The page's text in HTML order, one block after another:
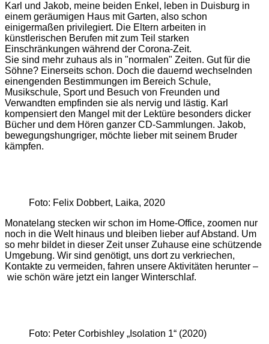
Karl und Jakob, meine beiden Enkel, leben in Duisburg in
einem geräumigen Haus mit Garten, also schon
einigermaßen privilegiert. Die Eltern arbeiten in
künstlerischen Berufen mit zum Teil starken
Einschränkungen während der Corona-Zeit.
Sie sind mehr zuhaus als in "normalen" Zeiten. Gut für die
Söhne? Einerseits schon. Doch die dauernd wechselnden
einengenden Bestimmungen im Bereich Schule,
Musikschule, Sport und Besuch von Freunden und
Verwandten empfinden sie als nervig und lästig. Karl
kompensiert den Mangel mit der Lektüre besonders dicker
Bücher und dem Hören ganzer CD-Sammlungen. Jakob,
bewegungshungriger, möchte lieber mit seinem Bruder
kämpfen.
Foto: Felix Dobbert, Laika, 2020
Monatelang stecken wir schon im Home-Office, zoomen nur
noch in die Welt hinaus und bleiben lieber auf Abstand. Um
so mehr bildet in dieser Zeit unser Zuhause eine schützende
Umgebung. Wir sind genötigt, uns dort zu verkriechen,
Kontakte zu vermeiden, fahren unsere Aktivitäten herunter –
wie schön wäre jetzt ein langer Winterschlaf.
Foto: Peter Corbishley „Isolation 1“ (2020)